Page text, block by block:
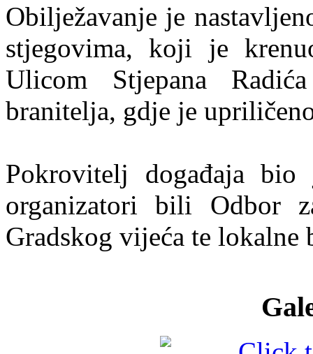
Obilježavanje je
stjegovima, koji je
Ulicom Stjepana
branitelja, gdje je
Pokrovitelj događaja
organizatori bili Odbor
Gradskog vijeća te lokalne